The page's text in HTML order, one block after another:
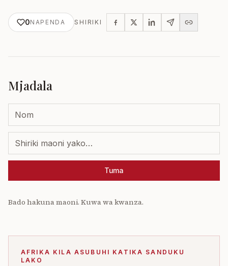
0NAPENDA SHIRIKI
Mjadala
Tuma
Bado hakuna maoni. Kuwa wa kwanza.
AFRIKA KILA ASUBUHI KATIKA SANDUKU
LAKO